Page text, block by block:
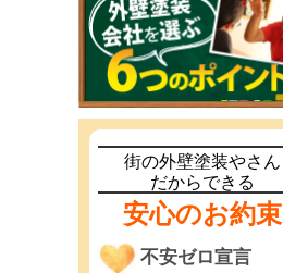
街の外壁塗装やさん
だからできる
安心のお約束
不安ゼロ宣言